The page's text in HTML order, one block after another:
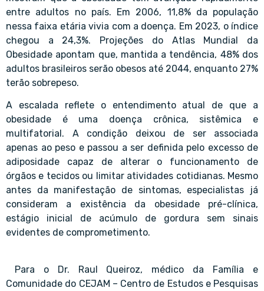
entre adultos no país. Em 2006, 11,8% da população
nessa faixa etária vivia com a doença. Em 2023, o índice
chegou a 24,3%. Projeções do Atlas Mundial da
Obesidade apontam que, mantida a tendência, 48% dos
adultos brasileiros serão obesos até 2044, enquanto 27%
terão sobrepeso.
A escalada reflete o entendimento atual de que a
obesidade é uma doença crônica, sistêmica e
multifatorial. A condição deixou de ser associada
apenas ao peso e passou a ser definida pelo excesso de
adiposidade capaz de alterar o funcionamento de
órgãos e tecidos ou limitar atividades cotidianas. Mesmo
antes da manifestação de sintomas, especialistas já
consideram a existência da obesidade pré-clínica,
estágio inicial de acúmulo de gordura sem sinais
evidentes de comprometimento.
Para o Dr. Raul Queiroz, médico da Família e
Comunidade do CEJAM – Centro de Estudos e Pesquisas